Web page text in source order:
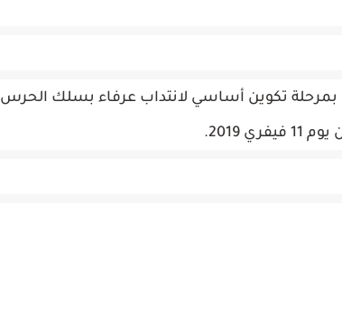
بمرحلة تكوين أساسي لانتداب عرفاء بسلك الحرس